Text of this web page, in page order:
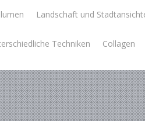
Landschaft und
Techniken Collagen